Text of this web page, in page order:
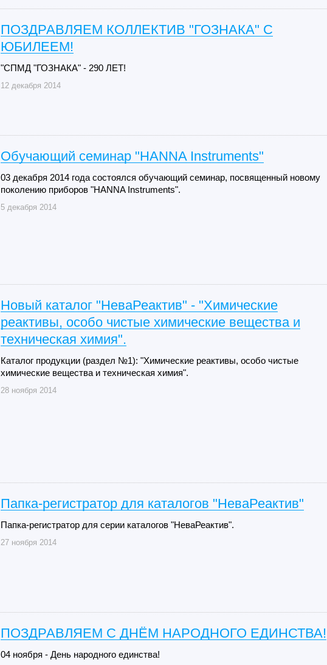
ПОЗДРАВЛЯЕМ КОЛЛЕКТИВ "ГОЗНАКА" С
ЮБИЛЕЕМ!
"СПМД "ГОЗНАКА" - 290 ЛЕТ!
12 декабря 2014
Обучающий семинар "HANNA Instruments"
03 декабря 2014 года состоялся обучающий семинар, посвященный новому
поколению приборов "HANNA Instruments".
5 декабря 2014
Новый каталог "НеваРеактив" - "Химические
реактивы, особо чистые химические вещества и
техническая химия".
Каталог продукции (раздел №1): "Химические реактивы, особо чистые
химические вещества и техническая химия".
28 ноября 2014
Папка-регистратор для каталогов "НеваРеактив"
Папка-регистратор для серии каталогов "НеваРеактив".
27 ноября 2014
ПОЗДРАВЛЯЕМ С ДНЁМ НАРОДНОГО ЕДИНСТВА!
04 ноября - День народного единства!